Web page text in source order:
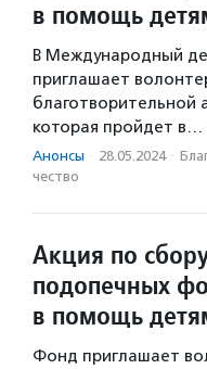
в помощь
В Международный
приглашает
благотворительной
которая пройдет в…
Анонсы · 28.05.2024 ·
чест­во
Акция по
подопечных
в помощь
Фонд приглашает